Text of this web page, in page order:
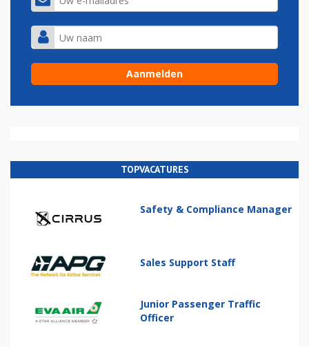
TOPVACATURES
Safety & Compliance Manager
Sales Support Staff
Junior Passenger Traffic
Officer